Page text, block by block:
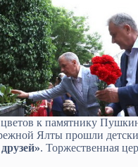
к памятнику
Ялты прошли
. Торжественная